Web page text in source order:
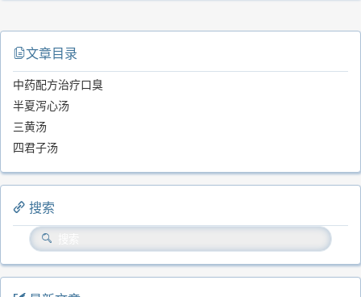
文章目录
中药配方治疗口臭
半夏泻心汤
三黄汤
四君子汤
搜索